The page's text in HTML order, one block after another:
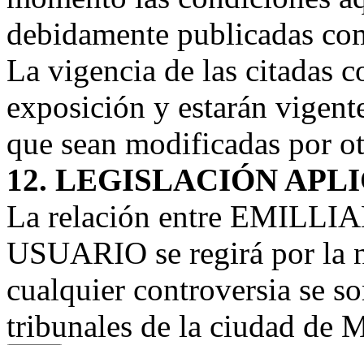
debidamente publicadas
La vigencia de las citadas
exposición y estarán
que sean modificadas por
12. LEGISLACIÓN
La relación entre
USUARIO se regirá por la
cualquier controversia se
tribunales de la ciudad de